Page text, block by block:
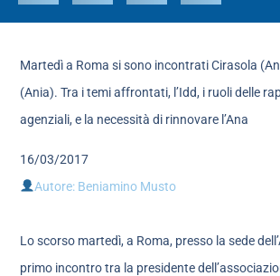
Martedì a Roma si sono incontrati Cirasola
(Ania). Tra i temi affrontati, l’Idd, i ruoli delle
agenziali, e la necessità di rinnovare l’Ana
16/03/2017
Autore: Beniamino Musto
Lo scorso martedì, a Roma, presso la sede
primo incontro tra la presidente